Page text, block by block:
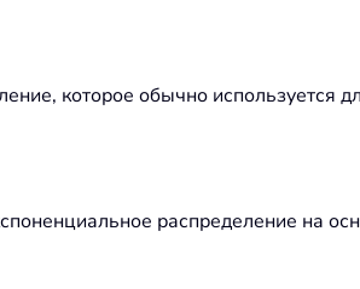
которое обычно используется
распределение на